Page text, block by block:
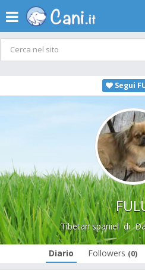
Segui
Tibetan spanieldi
Diario Followers (0)